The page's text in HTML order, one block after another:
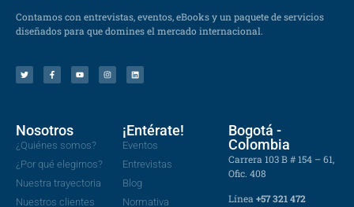
Contamos con entrevistas, eventos, eBooks y un paquete de servicios
diseñados para que domines el mercado internacional.
Nosotros
¿Quiénes somos?
¿Por qué elegirnos?
Nuestra trayectoria
Nuestros clientes
¡Entérate!
Eventos
Entrevistas
Blog
Normativa
Bogotá -
Colombia
Carrera 103 B # 154 – 61,
Ofic. 408
Línea +57 321 472